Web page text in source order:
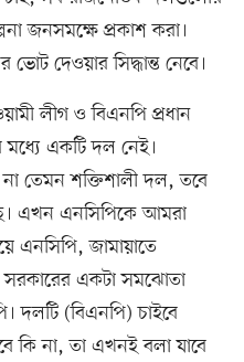
জনসমক্ষে প্রকাশ করা।
দেওয়ার সিদ্ধান্ত নেবে।
লীগ ও বিএনপি প্রধান
একটি দল নেই।
তেমন শক্তিশালী দল, তবে
এখন এনসিপিকে আমরা
এনসিপি, জামায়াতে
একটা সমঝোতা
দলটি (বিএনপি) চাইবে
কি না, তা এখনই বলা যাবে